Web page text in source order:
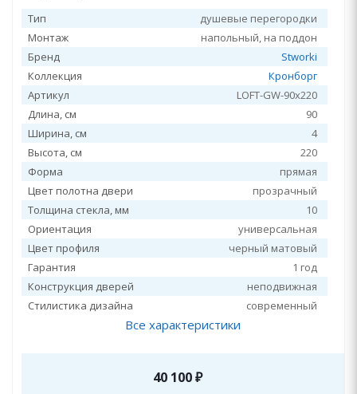
Тип
душевые перегородки
Монтаж
напольный, на поддон
Бренд
Stworki
Коллекция
Кронборг
Артикул
LOFT-GW-90х220
Длина, см
90
Ширина, см
4
Высота, см
220
Форма
прямая
Цвет полотна двери
прозрачный
Толщина стекла, мм
10
Ориентация
универсальная
Цвет профиля
черный матовый
Гарантия
1 год
Конструкция дверей
неподвижная
Стилистика дизайна
современный
Все характеристики
40 100₽